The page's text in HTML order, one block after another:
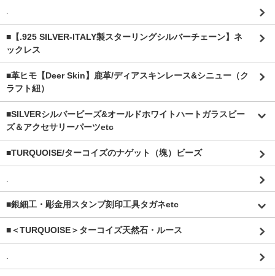
.
■【.925 SILVER-ITALY製スターリングシルバーチェーン】ネ
ックレス
■革ヒモ【Deer Skin】鹿革/ディアスキンレース&シニュー（ク
ラフト紐）
■SILVERシルバービーズ&オールドホワイトハートガラスビー
ズ＆アクセサリーパーツetc
■TURQUOISE/ターコイズのナゲット（塊）ビーズ
.
■銀細工・彫金用スタンプ刻印工具タガネetc
■＜TURQUOISE＞ターコイズ天然石・ルース
.